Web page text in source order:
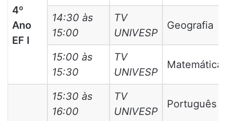
4º
Ano
EF I
14:30 às
15:00
TV
UNIVESP
Geografia
15:00 às
15:30
TV
UNIVESP
Matemática
15:30 às
16:00
TV
UNIVESP
Português